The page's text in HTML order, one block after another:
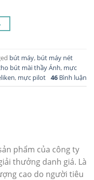
bút máy, bút máy nét
bút mài thầy Ánh, mực
, mực pilot 46 Bình luận
phẩm của công ty
thưởng danh giá. Là
cao do người tiêu